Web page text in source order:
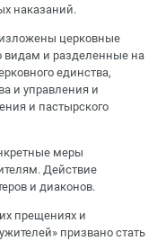
наказаний.
церковные
видам и разделенные на
единства,
и управления и
и пастырского
меры
Действие
и диаконов.
прещениях и
призвано стать